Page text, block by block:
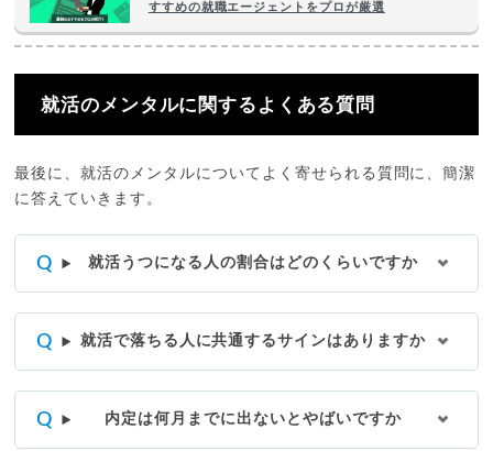
すすめの就職エージェントをプロが厳選
就活のメンタルに関するよくある質問
最後に、就活のメンタルについてよく寄せられる質問に、簡潔
に答えていきます。
就活うつになる人の割合はどのくらいですか
就活で落ちる人に共通するサインはありますか
内定は何月までに出ないとやばいですか